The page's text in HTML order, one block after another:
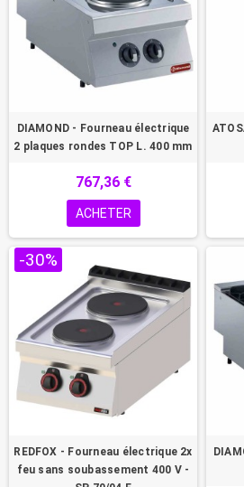
DIAMOND - Fourneau électrique
2 plaques rondes TOP L. 400 mm
767,36 €
ACHETER
-30%
REDFOX - Fourneau électrique 2x
feu sans soubassement 400 V -